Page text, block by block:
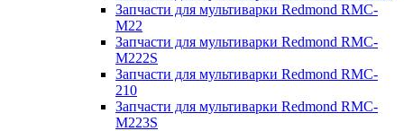
Запчасти для мультиварки Redmond RMC-
M22
Запчасти для мультиварки Redmond RMC-
M222S
Запчасти для мультиварки Redmond RMC-
210
Запчасти для мультиварки Redmond RMC-
M223S